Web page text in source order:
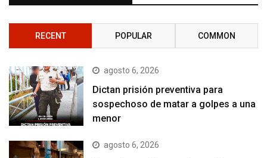
RECENT POPULAR COMMON
agosto 6, 2026
Dictan prisión preventiva para
sospechoso de matar a golpes a una
menor
agosto 6, 2026